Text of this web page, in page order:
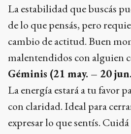
La estabilidad que buscás
de lo que pensás, pero
cambio de actitud. Buen
malentendidos con alguien
Géminis (21 may. – 20
La energía estará a tu favor
con claridad. Ideal para
expresar lo que sentís.